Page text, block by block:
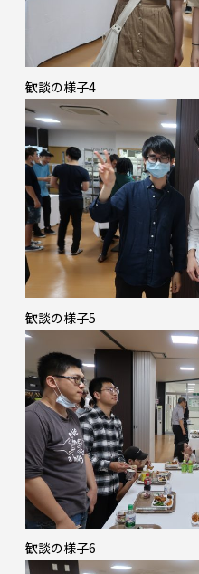
歓談の様子4
歓談の様子5
歓談の様子6